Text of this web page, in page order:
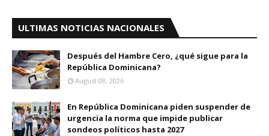
ULTIMAS NOTICIAS NACIONALES
Después del Hambre Cero, ¿qué sigue para la
República Dominicana?
August 08, 2026
En República Dominicana piden suspender de
urgencia la norma que impide publicar
sondeos políticos hasta 2027